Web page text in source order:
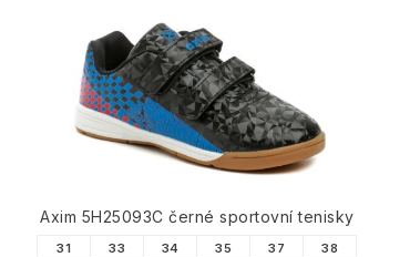
Axim 5H25093C černé sportovní tenisky
31 33 34 35 37 38